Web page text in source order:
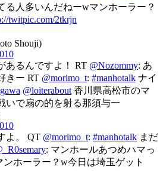
る人多いんだねーwマンホーラー？
twitpic.com/2tkrjn
Shouji)
あるんですよ！ RT @Nozommy: あ
きー RT @morimo_t: #manhotalk ナイ
@loiterabout 香川県高松市のマ
いで扇の的を射る那須与一
よ。 QT @morimo_t: #manhotalk まだ
: マンホールあつめハマっ
ホーラー？w今日は埼玉ゲット